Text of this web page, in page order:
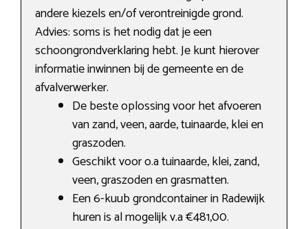
andere kiezels en/of verontreinigde grond.
Advies: soms is het nodig dat je een
schoongrondverklaring hebt. Je kunt hierover
informatie inwinnen bij de gemeente en de
afvalverwerker.
De beste oplossing voor het afvoeren
van zand, veen, aarde, tuinaarde, klei en
graszoden.
Geschikt voor o.a tuinaarde, klei, zand,
veen, graszoden en grasmatten.
Een 6-kuub grondcontainer in Radewijk
huren is al mogelijk v.a €481,00.